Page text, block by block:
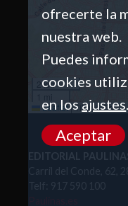
2 km
Leaflet|Tiles © Esri —
METI, Esri China (Hong
TomTom, 2012
EDITORIAL
Carril del Conde, 62,
Telf: 917 590 100
ofrecerte la
nuestra web.
Puedes
cookies
en los ajustes.
Aceptar